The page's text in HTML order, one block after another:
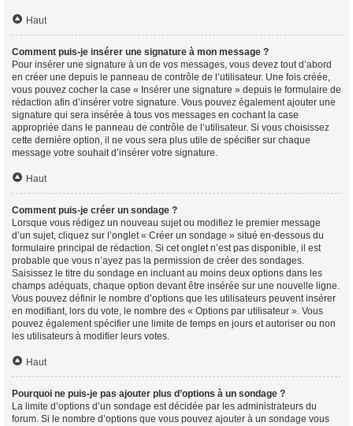
Haut
Comment puis-je insérer une signature à mon message ?
Pour insérer une signature à un de vos messages, vous devez tout d’abord
en créer une depuis le panneau de contrôle de l’utilisateur. Une fois créée,
vous pouvez cocher la case « Insérer une signature » depuis le formulaire de
rédaction afin d’insérer votre signature. Vous pouvez également ajouter une
signature qui sera insérée à tous vos messages en cochant la case
appropriée dans le panneau de contrôle de l’utilisateur. Si vous choisissez
cette dernière option, il ne vous sera plus utile de spécifier sur chaque
message votre souhait d’insérer votre signature.
Haut
Comment puis-je créer un sondage ?
Lorsque vous rédigez un nouveau sujet ou modifiez le premier message
d’un sujet, cliquez sur l’onglet « Créer un sondage » situé en-dessous du
formulaire principal de rédaction. Si cet onglet n’est pas disponible, il est
probable que vous n’ayez pas la permission de créer des sondages.
Saisissez le titre du sondage en incluant au moins deux options dans les
champs adéquats, chaque option devant être insérée sur une nouvelle ligne.
Vous pouvez définir le nombre d’options que les utilisateurs peuvent insérer
en modifiant, lors du vote, le nombre des « Options par utilisateur ». Vous
pouvez également spécifier une limite de temps en jours et autoriser ou non
les utilisateurs à modifier leurs votes.
Haut
Pourquoi ne puis-je pas ajouter plus d’options à un sondage ?
La limite d’options d’un sondage est décidée par les administrateurs du
forum. Si le nombre d’options que vous pouvez ajouter à un sondage vous